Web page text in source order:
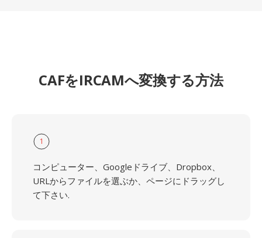
CAFをIRCAMへ変換する方法
1
コンピューター、Googleドライブ、Dropbox、
URLからファイルを選ぶか、ページにドラッグし
て下さい.